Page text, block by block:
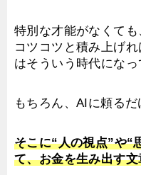
特別な才能がなくても
コツコツと積み上げ
はそういう時代になっ
もちろん、AIに頼るだ
そこに“人の視点”や“
て、お金を生み出す